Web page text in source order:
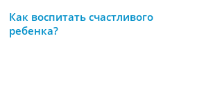
Как воспитать счастливого
ребенка?